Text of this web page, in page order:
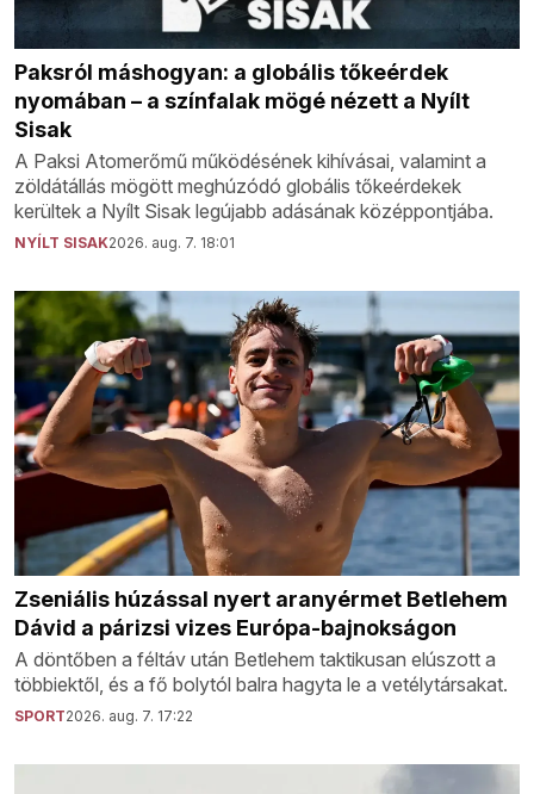
Paksról máshogyan: a globális tőkeérdek
nyomában – a színfalak mögé nézett a Nyílt
Sisak
A Paksi Atomerőmű működésének kihívásai, valamint a
zöldátállás mögött meghúzódó globális tőkeérdekek
kerültek a Nyílt Sisak legújabb adásának középpontjába.
NYÍLT SISAK2026. aug. 7. 18:01
Zseniális húzással nyert aranyérmet Betlehem
Dávid a párizsi vizes Európa-bajnokságon
A döntőben a féltáv után Betlehem taktikusan elúszott a
többiektől, és a fő bolytól balra hagyta le a vetélytársakat.
SPORT2026. aug. 7. 17:22